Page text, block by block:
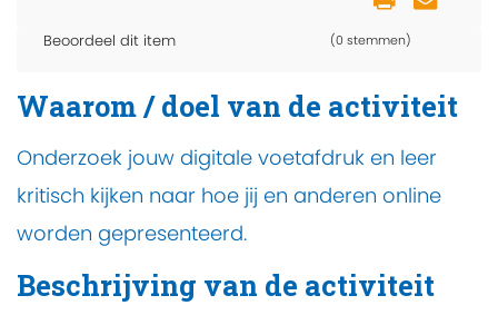
Beoordeel dit item (0 stemmen)
Waarom / doel van de activiteit
Onderzoek jouw digitale voetafdruk en leer
kritisch kijken naar hoe jij en anderen online
worden gepresenteerd.
Beschrijving van de activiteit